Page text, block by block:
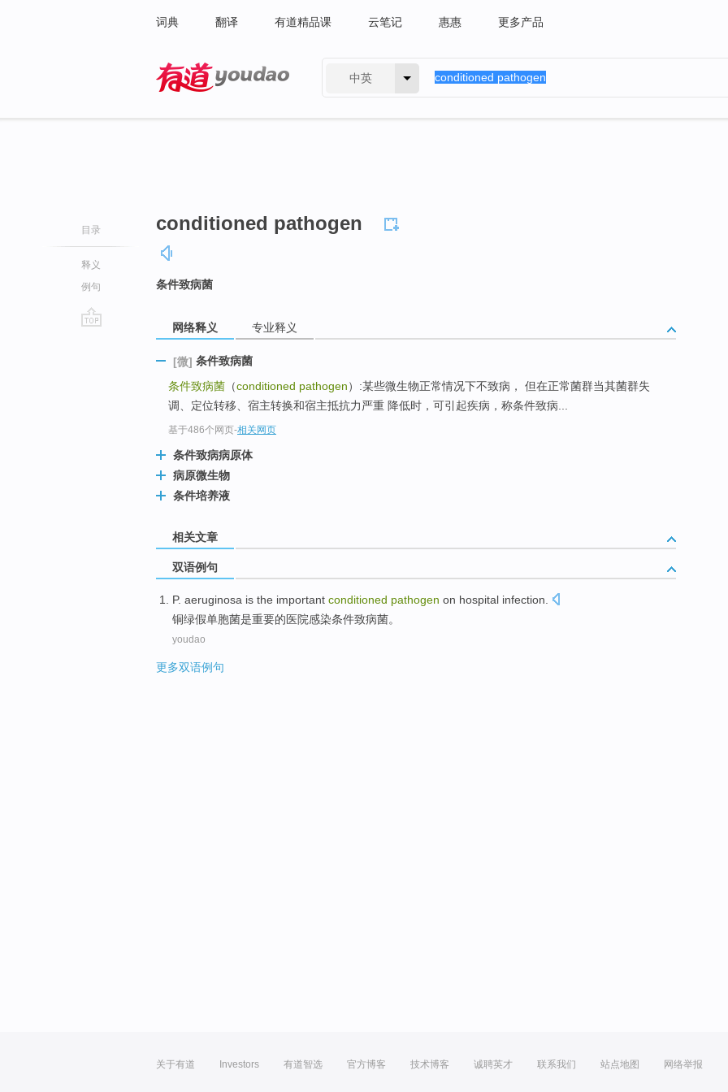
词典 翻译 有道精品课 云笔记 惠惠 更多产品
中英
目录
释义
例句
conditioned pathogen
条件致病菌
网络释义 专业释义
[微] 条件致病菌
条件致病菌 （conditioned pathogen）:某些微生物正常情况下不致病， 但在正常菌群当其菌群失
调、定位转移、宿主转换和宿主抵抗力严重 降低时，可引起疾病，称条件致病...
基于486个网页-相关网页
条件致病病原体
病原微生物
条件培养液
相关文章
双语例句
P. aeruginosa is the important conditioned pathogen on hospital infection
铜绿假单胞菌是重要的医院感染条件致病菌。
youdao
更多双语例句
关于有道 Investors 有道智选 官方博客 技术博客 诚聘英才 联系我们 站点地图 网络举报